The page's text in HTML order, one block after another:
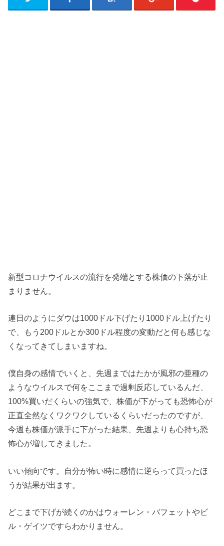
新型コロナウイルスの流行を発端とする株価の下落が止
まりません。
連日のようにダウは1000ドル下げたり1000ドル上げたり
で、もう200ドルとか300ドル程度の変動だと何も感じな
くなってきてしまいますね。
僕自身の感情でいくと、先週まではたかが風邪の亜種の
ようなウイルスで何をここまで過剰反応しているんだ、
100%買いだくらいの強気で、株価が下がっても恐怖心が
正直全然なくワクワクしているくらいだったのですが、
今週も株価が派手に下がった結果、先週よりも心持ち恐
怖心が増してきました。
いい傾向です。自分が怖い時に感情に逆らって買ったほ
うが結果が出ます。
どこまで下げが続くのかはウォーレン・バフェットやビ
ル・ゲイツですらわかりません。